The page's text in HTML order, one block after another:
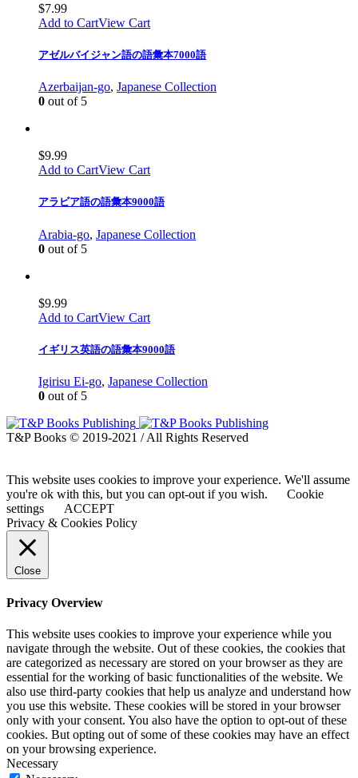
$7.99
Add to CartView Cart
アゼルバイジャン語の語彙本7000語
Azerbaijan-go, Japanese Collection
0 out of 5
$9.99
Add to CartView Cart
アラビア語の語彙本9000語
Arabia-go, Japanese Collection
0 out of 5
$9.99
Add to CartView Cart
イギリス英語の語彙本9000語
Igirisu Ei-go, Japanese Collection
0 out of 5
T&P Books © 2019-2021 / All Rights Reserved
This website uses cookies to improve your experience. We'll assume
you're ok with this, but you can opt-out if you wish.
Cookie
settings
ACCEPT
Privacy & Cookies Policy
Close
Privacy Overview
This website uses cookies to improve your experience while you
navigate through the website. Out of these cookies, the cookies that
are categorized as necessary are stored on your browser as they are
essential for the working of basic functionalities of the website. We
also use third-party cookies that help us analyze and understand how
you use this website. These cookies will be stored in your browser
only with your consent. You also have the option to opt-out of these
cookies. But opting out of some of these cookies may have an effect
on your browsing experience.
Necessary